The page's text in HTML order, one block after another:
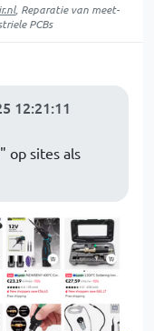
, Reparatie van meet-
PCBs
12:21:11
op sites als